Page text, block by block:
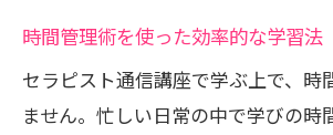
ク
日常生活に活かせるセル
学んだスキルを実践する方
時間管理術を使った効率的な学習法
セラピスト通信講座で学ぶ上で、時
ません。忙しい日常の中で学びの時